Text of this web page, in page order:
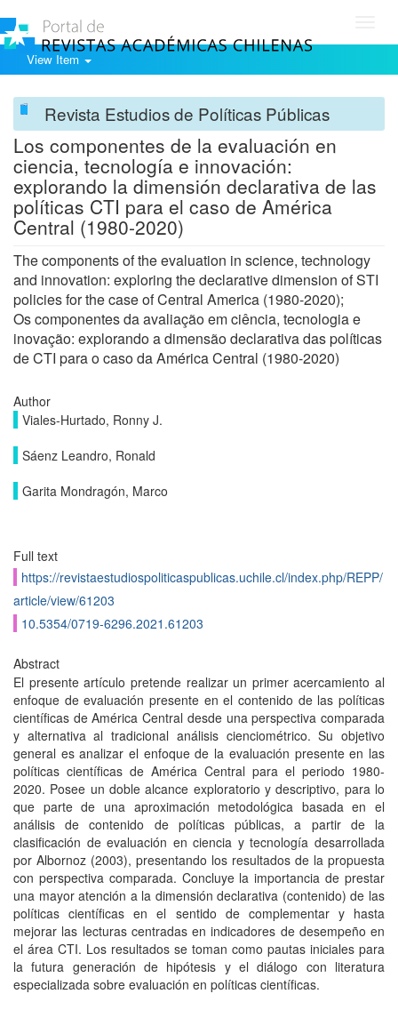
View Item
Revista Estudios de Políticas Públicas
Los componentes de la evaluación en
ciencia, tecnología e innovación:
explorando la dimensión declarativa de las
políticas CTI para el caso de América
Central (1980-2020)
The components of the evaluation in science, technology
and innovation: exploring the declarative dimension of STI
policies for the case of Central America (1980-2020);
Os componentes da avaliação em ciência, tecnologia e
inovação: explorando a dimensão declarativa das políticas
de CTI para o caso da América Central (1980-2020)
Author
Viales-Hurtado, Ronny J.
Sáenz Leandro, Ronald
Garita Mondragón, Marco
Full text
https://revistaestudiospoliticaspublicas.uchile.cl/index.php/REPP/
article/view/61203
10.5354/0719-6296.2021.61203
Abstract
El presente artículo pretende realizar un primer acercamiento al
enfoque de evaluación presente en el contenido de las políticas
científicas de América Central desde una perspectiva comparada
y alternativa al tradicional análisis cienciométrico. Su objetivo
general es analizar el enfoque de la evaluación presente en las
políticas científicas de América Central para el periodo 1980-
2020. Posee un doble alcance exploratorio y descriptivo, para lo
que parte de una aproximación metodológica basada en el
análisis de contenido de políticas públicas, a partir de la
clasificación de evaluación en ciencia y tecnología desarrollada
por Albornoz (2003), presentando los resultados de la propuesta
con perspectiva comparada. Concluye la importancia de prestar
una mayor atención a la dimensión declarativa (contenido) de las
políticas científicas en el sentido de complementar y hasta
mejorar las lecturas centradas en indicadores de desempeño en
el área CTI. Los resultados se toman como pautas iniciales para
la futura generación de hipótesis y el diálogo con literatura
especializada sobre evaluación en políticas científicas.